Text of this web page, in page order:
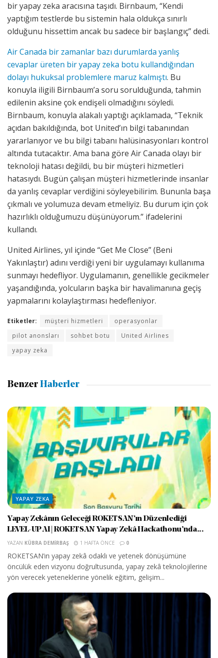
bir yapay zeka aracısına taşıdı. Birnbaum, “Kendi
yaptığım testlerde bu sistemin hala oldukça sınırlı
olduğunu hissettim ancak bu sadece bir başlangıç” dedi.
Air Canada bir zamanlar bazı durumlarda yanlış
cevaplar üreten bir yapay zeka botu kullandığından
dolayı hukuksal problemlere maruz kalmıştı. Bu
konuyla iligili Birnbaum’a soru sorulduğunda, tahmin
edilenin aksine çok endişeli olmadığını söyledi.
Birnbaum, konuyla alakalı yaptığı açıklamada, “Teknik
açıdan bakıldığında, bot United’ın bilgi tabanından
yararlanıyor ve bu bilgi tabanı halüsinasyonları kontrol
altında tutacaktır. Ama bana göre Air Canada olayı bir
teknoloji hatası değildi, bu bir müşteri hizmetleri
hatasıydı. Bugün çalışan müşteri hizmetlerinde insanlar
da yanlış cevaplar verdiğini söyleyebilirim. Bununla başa
çıkmalı ve yolumuza devam etmeliyiz. Bu durum için çok
hazırlıklı olduğumuzu düşünüyorum.” ifadelerini
kullandı.
United Airlines, yıl içinde “Get Me Close” (Beni
Yakınlaştır) adını verdiği yeni bir uygulamayı kullanıma
sunmayı hedefliyor. Uygulamanın, genellikle gecikmeler
yaşandığında, yolcuların başka bir havalimanına geçiş
yapmalarını kolaylaştırması hedefleniyor.
Etiketler: müşteri hizmetleri
operasyonlar
pilot anonsları
sohbet botu
United Airlines
yapay zeka
Benzer Haberler
YAPAY ZEKA
Yapay Zekânın Geleceği ROKETSAN’ın Düzenlediği
LEVEL-UP AI | ROKETSAN Yapay Zekâ Hackathonu’nda...
YAZAN KÜBRA DEMIRBAŞ 1 HAFTA ÖNCE 0
ROKETSAN’ın yapay zekâ odaklı ve yetenek dönüşümüne
öncülük eden vizyonu doğrultusunda, yapay zekâ teknolojilerine
yön verecek yeteneklerine yönelik eğitim, gelişim...